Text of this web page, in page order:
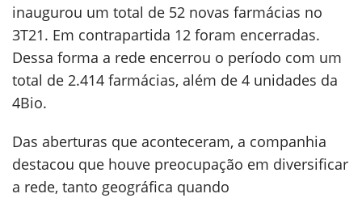
inaugurou um total de 52 novas farmácias no
3T21. Em contrapartida 12 foram encerradas.
Dessa forma a rede encerrou o período com um
total de 2.414 farmácias, além de 4 unidades da
4Bio.
Das aberturas que aconteceram, a companhia
destacou que houve preocupação em diversificar
a rede, tanto geográfica quando